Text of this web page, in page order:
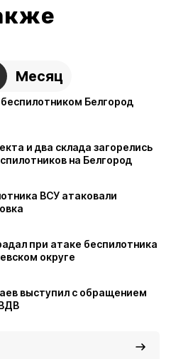
Месяц
Белгород
и два склада загорелись
на Белгород
ВСУ атаковали
при атаке беспилотника
округе
выступил с обращением